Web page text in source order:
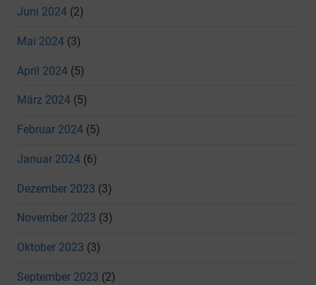
Juni 2024 (2)
Mai 2024 (3)
April 2024 (5)
März 2024 (5)
Februar 2024 (5)
Januar 2024 (6)
Dezember 2023 (3)
November 2023 (3)
Oktober 2023 (3)
September 2023 (2)